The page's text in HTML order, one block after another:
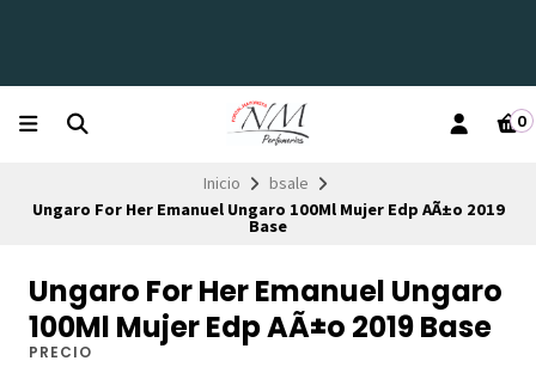
0
Inicio
bsale
Ungaro For Her Emanuel Ungaro 100Ml Mujer Edp AÃ±o 2019
Base
Ungaro For Her Emanuel Ungaro
100Ml Mujer Edp AÃ±o 2019 Base
PRECIO